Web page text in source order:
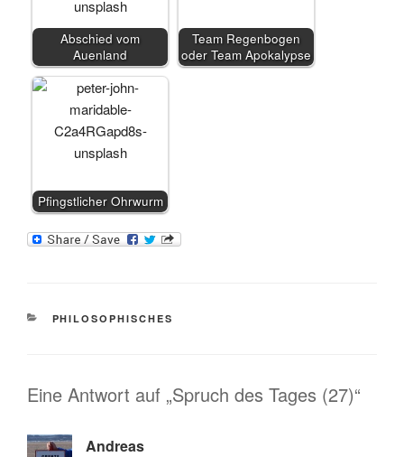
Abschied vom
Auenland
Team Regenbogen
oder Team Apokalypse
Pfingstlicher Ohrwurm
KATEGORIEN
PHILOSOPHISCHES
Eine Antwort auf „Spruch des Tages (27)“
Andreas